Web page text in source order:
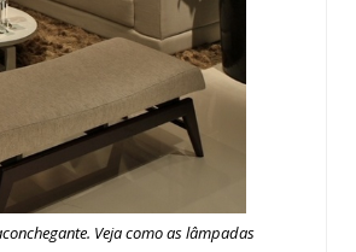
Veja como as lâmpadas